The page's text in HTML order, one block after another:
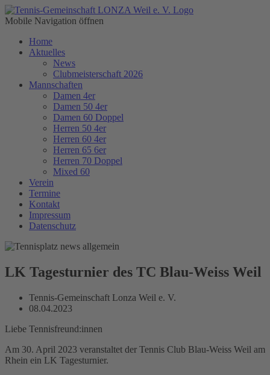
Mobile Navigation öffnen
Home
Aktuelles
News
Clubmeisterschaft 2026
Mannschaften
Damen 4er
Damen 50 4er
Damen 60 Doppel
Herren 50 4er
Herren 60 4er
Herren 65 6er
Herren 70 Doppel
Mixed 60
Verein
Termine
Kontakt
Impressum
Datenschutz
LK Tagesturnier des TC Blau-Weiss Weil
Tennis-Gemeinschaft Lonza Weil e. V.
08.04.2023
Liebe Tennisfreund:innen
Am 30. April 2023 veranstaltet der Tennis Club Blau-Weiss Weil am
Rhein ein LK Tagesturnier.